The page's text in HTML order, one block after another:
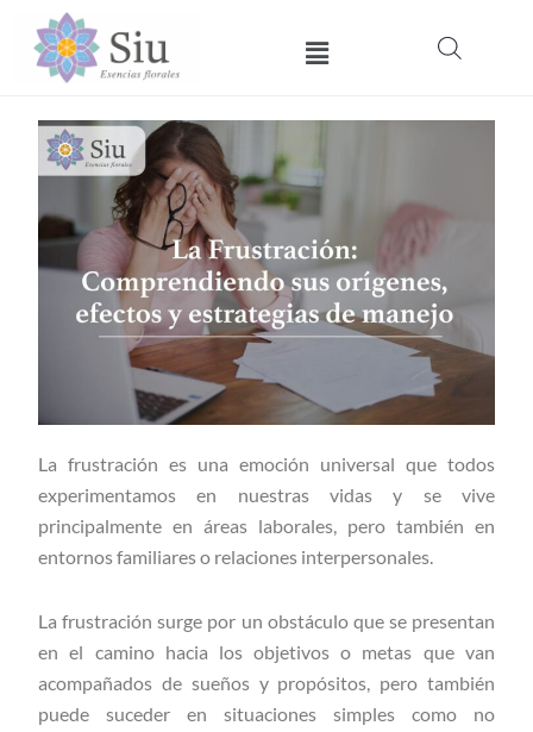
contenido
Menú
La frustración es una emoción universal que todos
experimentamos en nuestras vidas y se vive
principalmente en áreas laborales, pero también en
entornos familiares o relaciones interpersonales.
La frustración surge por un obstáculo que se presentan
en el camino hacia los objetivos o metas que van
acompañados de sueños y propósitos, pero también
puede suceder en situaciones simples como no